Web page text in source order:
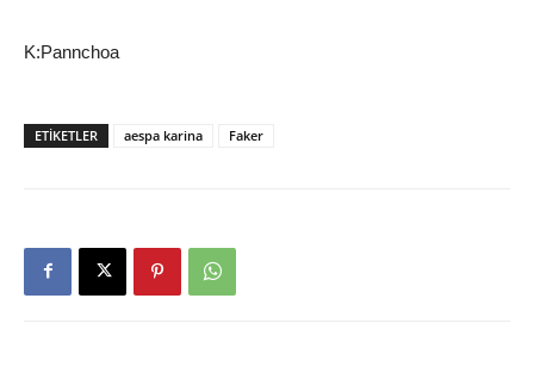
K:Pannchoa
ETIKETLER aespa karina Faker